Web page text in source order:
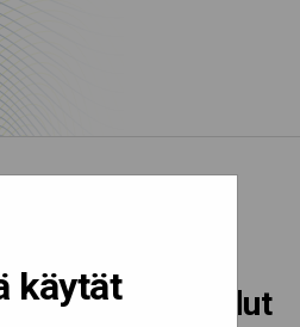
käytät Työkalut